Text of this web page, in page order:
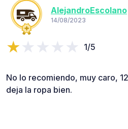
AlejandroEscolano
14/08/2023
1/5
No lo recomiendo, muy caro,
deja la ropa bien.